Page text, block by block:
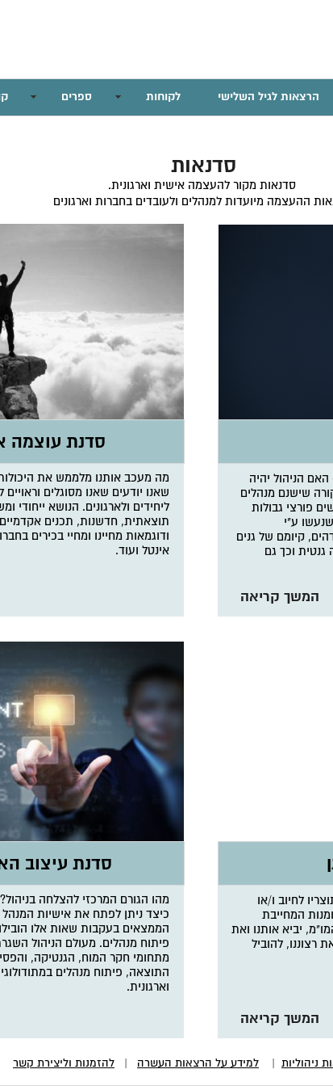
הרצאות לגיל השלישי לקוחות ספרים
מה מעכב אותנו מלממש את
שאנו יודעים שאנו מסוגלים
ליחידים ולארגונים. הנושא
תוצאתית, חדשנות, תכנים
ודוגמאות מחיינו ומחיי בכירים
אינטל ועוד.
סדנת עוצמה
הניהול יהיה
שישנם מנהלים
פורצי גבולות
ע"י
קיומם של גנים
גנטית וכך גם
המשך קריאה
סדנאות
ניהוליות | למידע על הרצאות העשרה | להזמנות וליצירת קשר
סדנאות מקור להעצמה אישית וארגונית.
ההעצמה מיועדות למנהלים ולעובדים בחברות וארגונים
מהו הגורם המרכזי להצלחה בניהול?
כיצד ניתן לפתח את אישיות המנהל
הממצאים בעקבות שאות אלו
פיתוח מנהלים. מעולם הניהול
מתחומי חקר המוח, הגנטיקה,
התוצאה, פיתוח מנהלים
וארגונית.
סדנת עיצוב
לחיוב ו/או
המחייבת
יביא אותנו ואת
רצוננו, להוביל
המשך קריאה